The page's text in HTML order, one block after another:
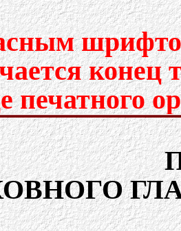
конец
печатного